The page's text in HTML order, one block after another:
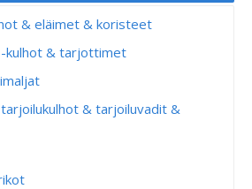
& eläimet & koristeet
-kulhot & tarjottimet
& tarjoiluvadit &